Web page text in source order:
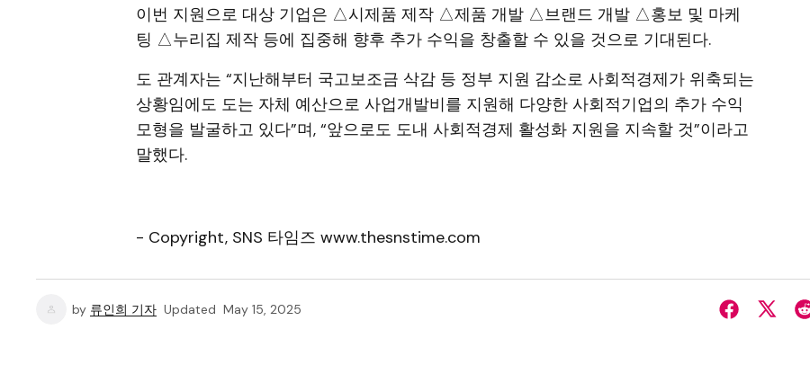
이번 지원으로 대상 기업은 △시제품 제작 △제품 개발 △브랜드 개발 △홍보 및 마케
팅 △누리집 제작 등에 집중해 향후 추가 수익을 창출할 수 있을 것으로 기대된다.
도 관계자는 “지난해부터 국고보조금 삭감 등 정부 지원 감소로 사회적경제가 위축되는
상황임에도 도는 자체 예산으로 사업개발비를 지원해 다양한 사회적기업의 추가 수익
모형을 발굴하고 있다”며, “앞으로도 도내 사회적경제 활성화 지원을 지속할 것”이라고
말했다.
- Copyright, SNS 타임즈 www.thesnstime.com
by 류인희 기자 Updated May 15, 2025